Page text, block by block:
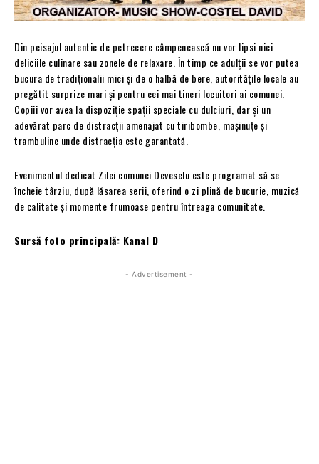
Din peisajul autentic de petrecere câmpenească nu vor lipsi nici
deliciile culinare sau zonele de relaxare. În timp ce adulții se vor putea
bucura de tradiționalii mici și de o halbă de bere, autoritățile locale au
pregătit surprize mari și pentru cei mai tineri locuitori ai comunei.
Copiii vor avea la dispoziție spații speciale cu dulciuri, dar și un
adevărat parc de distracții amenajat cu tiribombe, mașinuțe și
trambuline unde distracția este garantată.
Evenimentul dedicat Zilei comunei Deveselu este programat să se
încheie târziu, după lăsarea serii, oferind o zi plină de bucurie, muzică
de calitate și momente frumoase pentru întreaga comunitate.
Sursă foto principală: Kanal D
- Advertisement -